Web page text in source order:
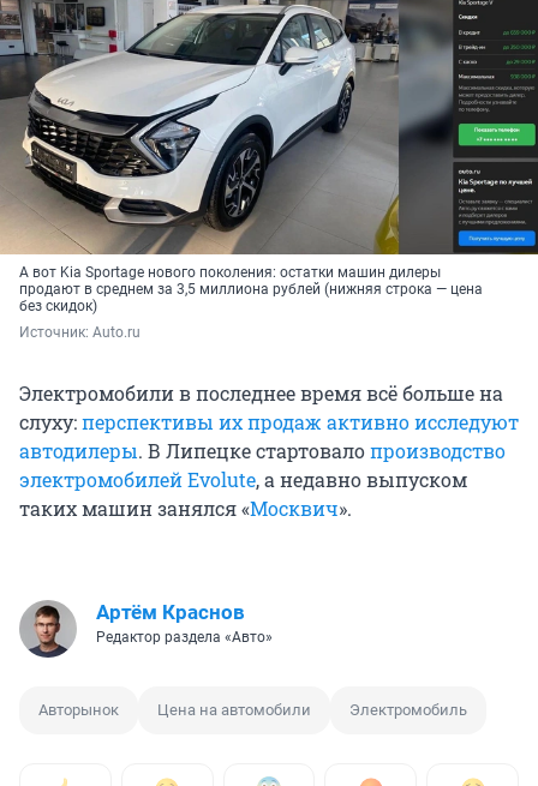
А вот Kia Sportage нового поколения: остатки машин дилеры
продают в среднем за 3,5 миллиона рублей (нижняя строка — цена
без скидок)
Источник: Auto.ru
Электромобили в последнее время всё больше на
слуху:перспективы их продаж активно исследуют
автодилеры. В Липецке стартовалопроизводство
электромобилей Evolute, а недавно выпуском
таких машин занялся «Москвич».
Артём Краснов
Редактор раздела «Авто»
Авторынок Цена на автомобили Электромобиль